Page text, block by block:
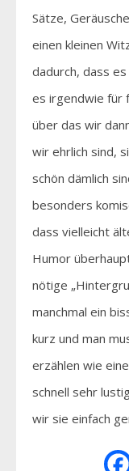
Sätze,
einen kleinen
dadurch, dass
es irgendwie für
über das wir
wir ehrlich sind,
schön dämlich
besonders
dass vielleicht
Humor
nötige
manchmal ein
kurz und man
erzählen wie
schnell sehr
wir sie einfach